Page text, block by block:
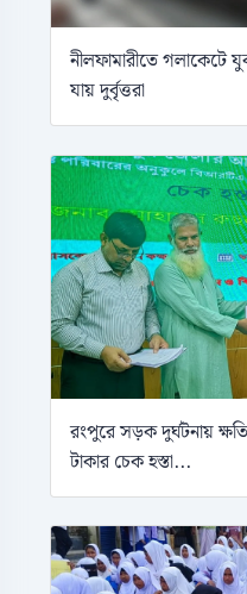
নীলফামারীতে গলাকেটে
যায় দুর্বৃত্তরা
রংপুরে সড়ক দুর্ঘটনায়
টাকার চেক হস্তা...